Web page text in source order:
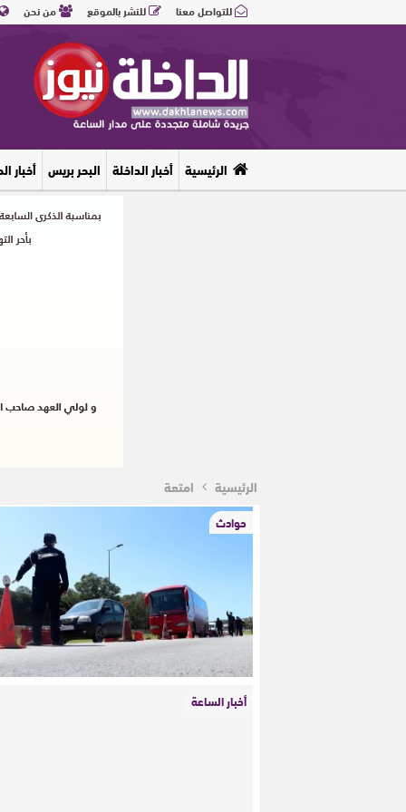
للتواصل معنا للنشر بالموقع من نحن
الرئيسية أخبار الداخلة البحر بريس أخبار
الرئيسية امتعة
حوادث
أخبار الساعة